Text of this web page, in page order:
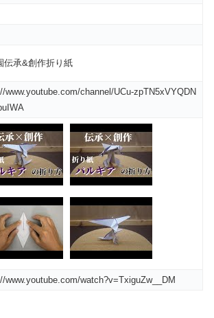
伝承&創作折り紙
www.youtube.com/channel/UCu-zpTN5xVYQDN
www.youtube.com/watch?v=TxiguZw__DM